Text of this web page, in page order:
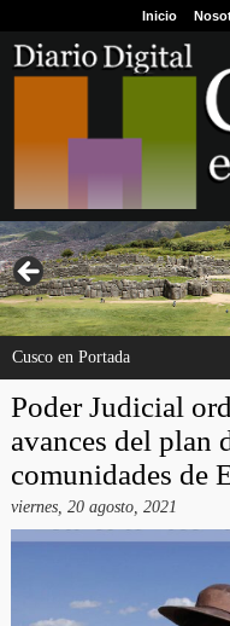
Inicio
Cusco en Portada
Poder Judicial
avances del plan
comunidades de
viernes, 20 agosto, 2021